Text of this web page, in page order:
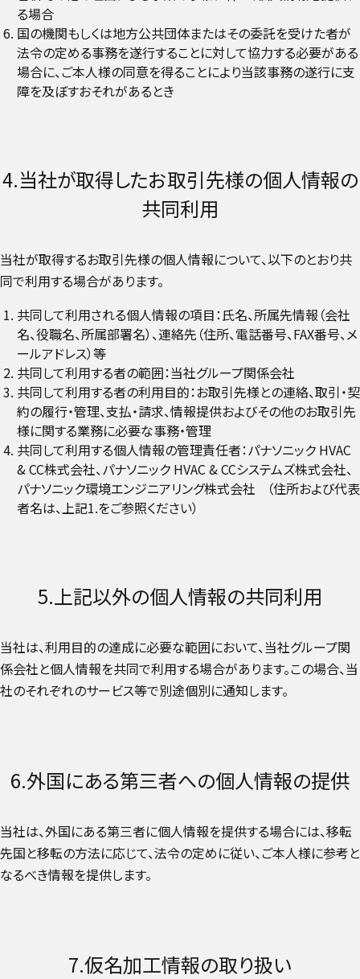
る場合
国の機関もしくは地方公共団体またはその委託を受けた者が
法令の定める事務を遂行することに対して協力する必要がある
場合に、ご本人様の同意を得ることにより当該事務の遂行に支
障を及ぼすおそれがあるとき
4.当社が取得したお取引先様の個人情報の
共同利用
当社が取得するお取引先様の個人情報について、以下のとおり共
同で利用する場合があります。
共同して利用される個人情報の項目：氏名、所属先情報（会社
名、役職名、所属部署名）、連絡先（住所、電話番号、FAX番号、メ
ールアドレス）等
共同して利用する者の範囲：当社グループ関係会社
共同して利用する者の利用目的：お取引先様との連絡、取引・契
約の履行・管理、支払・請求、情報提供およびその他のお取引先
様に関する業務に必要な事務・管理
共同して利用する個人情報の管理責任者：パナソニック HVAC
& CC株式会社、パナソニック HVAC & CCシステムズ株式会社、
パナソニック環境エンジニアリング株式会社 （住所および代表
者名は、上記1.をご参照ください）
5.上記以外の個人情報の共同利用
当社は、利用目的の達成に必要な範囲において、当社グループ関
係会社と個人情報を共同で利用する場合があります。この場合、当
社のそれぞれのサービス等で別途個別に通知します。
6.外国にある第三者への個人情報の提供
当社は、外国にある第三者に個人情報を提供する場合には、移転
先国と移転の方法に応じて、法令の定めに従い、ご本人様に参考と
なるべき情報を提供します。
7.仮名加工情報の取り扱い